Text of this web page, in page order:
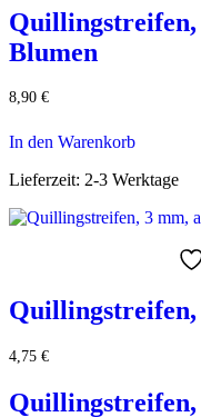
Blumen
8,90 €
In den Warenkorb
Lieferzeit: 2-3 Werktage
Quillingstreifen,
4,75 €
Quillingstreifen,